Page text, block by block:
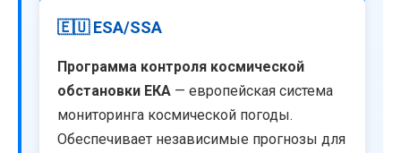
🇪🇺 ESA/SSA
Программа контроля космической
обстановки ЕКА — европейская система
мониторинга космической погоды.
Обеспечивает независимые прогнозы для